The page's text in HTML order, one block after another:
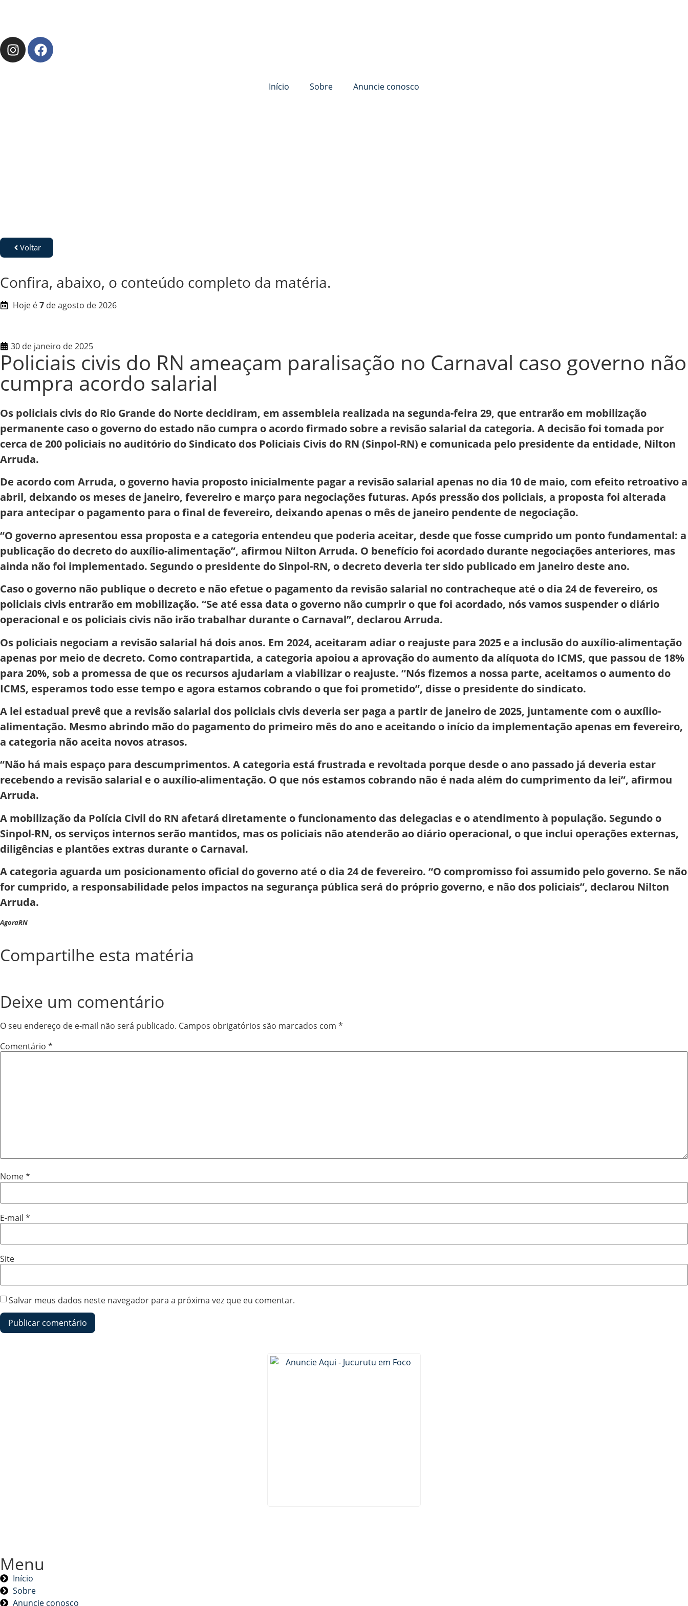
Início Sobre Anuncie conosco
Voltar
Confira, abaixo, o conteúdo completo da matéria.
Hoje é7 de agosto de 2026
30 de janeiro de 2025
Policiais civis do RN ameaçam paralisação no Carnaval caso governo não
cumpra acordo salarial
Os policiais civis do Rio Grande do Norte decidiram, em assembleia realizada na segunda-feira 29, que entrarão em mobilização
permanente caso o governo do estado não cumpra o acordo firmado sobre a revisão salarial da categoria. A decisão foi tomada por
cerca de 200 policiais no auditório do Sindicato dos Policiais Civis do RN (Sinpol-RN) e comunicada pelo presidente da entidade, Nilton
Arruda.
De acordo com Arruda, o governo havia proposto inicialmente pagar a revisão salarial apenas no dia 10 de maio, com efeito retroativo a
abril, deixando os meses de janeiro, fevereiro e março para negociações futuras. Após pressão dos policiais, a proposta foi alterada
para antecipar o pagamento para o final de fevereiro, deixando apenas o mês de janeiro pendente de negociação.
“O governo apresentou essa proposta e a categoria entendeu que poderia aceitar, desde que fosse cumprido um ponto fundamental: a
publicação do decreto do auxílio-alimentação”, afirmou Nilton Arruda. O benefício foi acordado durante negociações anteriores, mas
ainda não foi implementado. Segundo o presidente do Sinpol-RN, o decreto deveria ter sido publicado em janeiro deste ano.
Caso o governo não publique o decreto e não efetue o pagamento da revisão salarial no contracheque até o dia 24 de fevereiro, os
policiais civis entrarão em mobilização. “Se até essa data o governo não cumprir o que foi acordado, nós vamos suspender o diário
operacional e os policiais civis não irão trabalhar durante o Carnaval”, declarou Arruda.
Os policiais negociam a revisão salarial há dois anos. Em 2024, aceitaram adiar o reajuste para 2025 e a inclusão do auxílio-alimentação
apenas por meio de decreto. Como contrapartida, a categoria apoiou a aprovação do aumento da alíquota do ICMS, que passou de 18%
para 20%, sob a promessa de que os recursos ajudariam a viabilizar o reajuste. “Nós fizemos a nossa parte, aceitamos o aumento do
ICMS, esperamos todo esse tempo e agora estamos cobrando o que foi prometido”, disse o presidente do sindicato.
A lei estadual prevê que a revisão salarial dos policiais civis deveria ser paga a partir de janeiro de 2025, juntamente com o auxílio-
alimentação. Mesmo abrindo mão do pagamento do primeiro mês do ano e aceitando o início da implementação apenas em fevereiro,
a categoria não aceita novos atrasos.
“Não há mais espaço para descumprimentos. A categoria está frustrada e revoltada porque desde o ano passado já deveria estar
recebendo a revisão salarial e o auxílio-alimentação. O que nós estamos cobrando não é nada além do cumprimento da lei”, afirmou
Arruda.
A mobilização da Polícia Civil do RN afetará diretamente o funcionamento das delegacias e o atendimento à população. Segundo o
Sinpol-RN, os serviços internos serão mantidos, mas os policiais não atenderão ao diário operacional, o que inclui operações externas,
diligências e plantões extras durante o Carnaval.
A categoria aguarda um posicionamento oficial do governo até o dia 24 de fevereiro. “O compromisso foi assumido pelo governo. Se não
for cumprido, a responsabilidade pelos impactos na segurança pública será do próprio governo, e não dos policiais”, declarou Nilton
Arruda.
AgoraRN
Compartilhe esta matéria
Deixe um comentário
O seu endereço de e-mail não será publicado. Campos obrigatórios são marcados com *
Comentário *
Nome*
E-mail *
Site
Salvar meus dados neste navegador para a próxima vez que eu comentar.
Menu
Início
Sobre
Anuncie conosco